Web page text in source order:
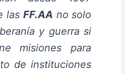
las FF.AA no solo
y guerra si
misiones para
de instituciones